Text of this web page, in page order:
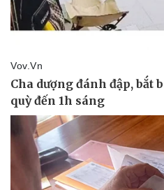
Doanh nghiệp